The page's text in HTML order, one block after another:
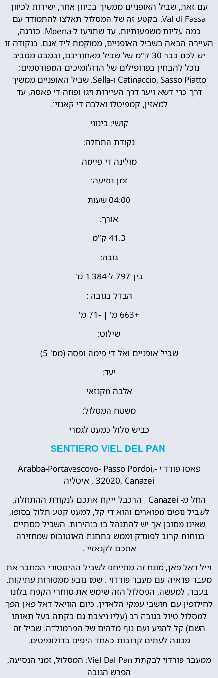
עם זאת, שביל האופניים ממשיך בכיוון אחר, ישירות לכיוון
Val di Fassa. בקטע זה של המסלול תאלצו להתמודד עם
כמה עליות משמעותיות, עד שתגיעו ל-Moena. סורגה,
העיירה הבאה בשביל האופניים, ממוקמת ליד אגם. בנקודה זו
יש לכם כבר 30 ק"מ של שביל מאחוריכם, ובמבט מסביב
נוכל להבחין בפרופילים של הדולומיטים המפורסמים:
Catinaccio, Sasso Piatto ו-Sella. שביל האופניים ממשיך
דרך כרי דשא ויער דרך העיירות ויגו ופוזה די פאסה, עד
למאזין, קמפיטלו ואלבה די קאנזיי.
קושי: בינוני
נקודת התחלה:
מולינה די פיימה
זמן נסיעה:
04:00 שעות
אורך:
41.3 ק"מ
גוֹבַה:
בין 797 ל-1,384 מ'
הבדל בגובה :
+663 מ' | -71 מ'
שילוט:
שביל אופניים ואל די פימה ופסה (מס' 5)
יַעַד:
אלבה מקנזאי
משטח המסלול:
כביש סלול כמעט לגמרי
פאסו פורדוי -Arabba-Portavescovo- Passo Pordoi,
32020, Canazei , איטליה
החל מ- Canazei , הרכבל ייקח אתכם לנקודת ההתחלה.
לשביל נופים מפוארים והוא די קל, למעט קטע תלול בסופו,
שאינו מסוכן אך יש להתנהל בו בזהירות. השביל מסתיים
בנוחות קרוב לפונדק וממש בתחנת האוטובוס שמחזירה
אתכם לקנאזיי .
וייל דאל פאן, מונח זה מתייחס לשביל ההיסטורי המחבר את
מעבר פדאיה עם מעבר פורדוי . שמו נובע ממסורות עתיקות.
בעבר, למעשה, המסלול הזה שימש את סוחרי הקמח בלונו
לחילופין עם תושבי עמקי הלאדין. כיום הוויאל דאל פאן הפך
למסלול טיול בגובה רב (עליו ניצבת גם בקתה בעל תאותו
השם) קל להגיע ועם נוף מדהים של המרמולדה. שביל זה
מכונה לעתים קרובות כאחד היפים בדולומיטים.
ממעבר פורדוי לבקתת Viel Dal Pan: המסלול, זמני הנסיעה,
הפרש הגובה